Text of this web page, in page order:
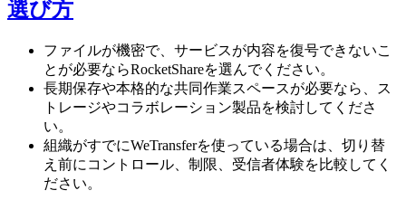
選び方
ファイルが機密で、サービスが内容を復号できないこ
とが必要ならRocketShareを選んでください。
長期保存や本格的な共同作業スペースが必要なら、ス
トレージやコラボレーション製品を検討してくださ
い。
組織がすでにWeTransferを使っている場合は、切り替
え前にコントロール、制限、受信者体験を比較してく
ださい。